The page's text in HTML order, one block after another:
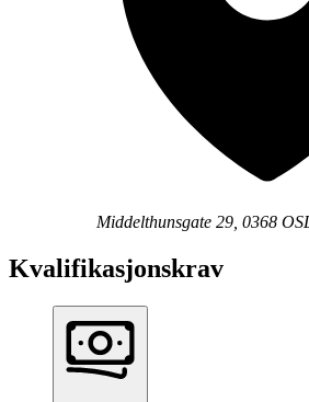
Middelthunsgate 29, 0368
Kvalifikasjonskrav